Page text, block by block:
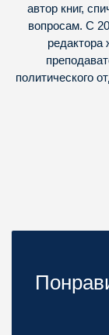
автор книг,
вопросам. С
редактора
политического